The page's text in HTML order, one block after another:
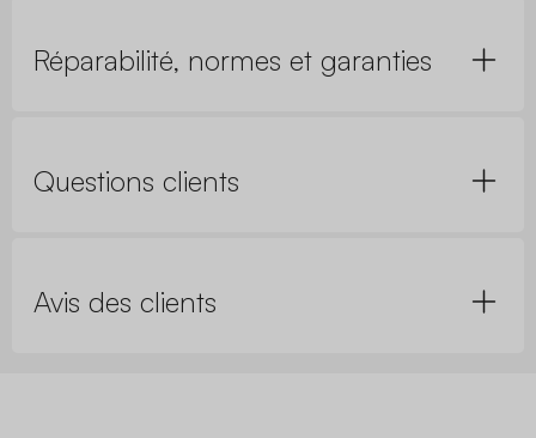
Réparabilité, normes et garanties
Questions clients
Avis des clients